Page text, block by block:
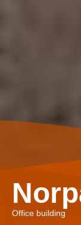
Office building